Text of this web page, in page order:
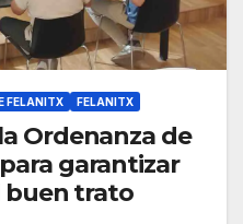
FELANITX FELANITX
Ordenanza de
garantizar
buen trato